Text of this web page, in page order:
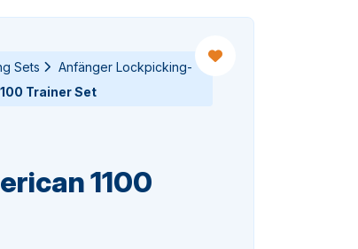
Sets
Anfänger Lockpicking-
Trainer Set
1100